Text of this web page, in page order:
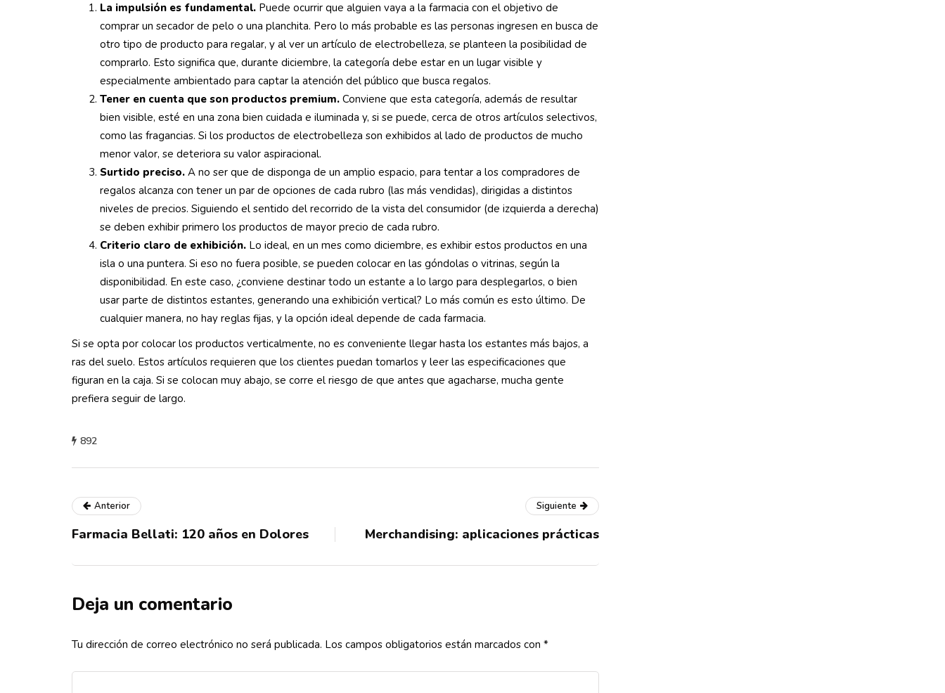
La impulsión es fundamental. Puede ocurrir que alguien vaya a la farmacia con el objetivo de
comprar un secador de pelo o una planchita. Pero lo más probable es las personas ingresen en busca de
otro tipo de producto para regalar, y al ver un artículo de electrobelleza, se planteen la posibilidad de
comprarlo. Esto significa que, durante diciembre, la categoría debe estar en un lugar visible y
especialmente ambientado para captar la atención del público que busca regalos.
Tener en cuenta que son productos premium. Conviene que esta categoría, además de resultar
bien visible, esté en una zona bien cuidada e iluminada y, si se puede, cerca de otros artículos selectivos,
como las fragancias. Si los productos de electrobelleza son exhibidos al lado de productos de mucho
menor valor, se deteriora su valor aspiracional.
Surtido preciso. A no ser que de disponga de un amplio espacio, para tentar a los compradores de
regalos alcanza con tener un par de opciones de cada rubro (las más vendidas), dirigidas a distintos
niveles de precios. Siguiendo el sentido del recorrido de la vista del consumidor (de izquierda a derecha)
se deben exhibir primero los productos de mayor precio de cada rubro.
Criterio claro de exhibición. Lo ideal, en un mes como diciembre, es exhibir estos productos en una
isla o una puntera. Si eso no fuera posible, se pueden colocar en las góndolas o vitrinas, según la
disponibilidad. En este caso, ¿conviene destinar todo un estante a lo largo para desplegarlos, o bien
usar parte de distintos estantes, generando una exhibición vertical? Lo más común es esto último. De
cualquier manera, no hay reglas fijas, y la opción ideal depende de cada farmacia.
Si se opta por colocar los productos verticalmente, no es conveniente llegar hasta los estantes más bajos, a
ras del suelo. Estos artículos requieren que los clientes puedan tomarlos y leer las especificaciones que
figuran en la caja. Si se colocan muy abajo, se corre el riesgo de que antes que agacharse, mucha gente
prefiera seguir de largo.
892
Anterior
Farmacia Bellati: 120 años en Dolores
Siguiente
Merchandising: aplicaciones prácticas
Deja un comentario
Tu dirección de correo electrónico no será publicada. Los campos obligatorios están marcados con *